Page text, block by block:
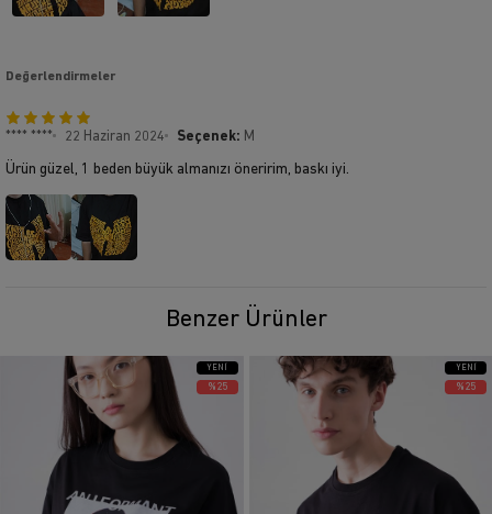
Değerlendirmeler
**** **** 22 Haziran 2024 Seçenek: M
Ürün güzel, 1 beden büyük almanızı öneririm, baskı iyi.
Benzer Ürünler
YENI
ÜRÜN
%25
YENI
ÜRÜN
%25